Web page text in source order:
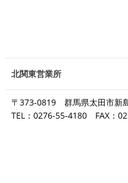
北関東営業所
〒373-0819 群馬県太田市新
TEL：0276-55-4180 FAX：